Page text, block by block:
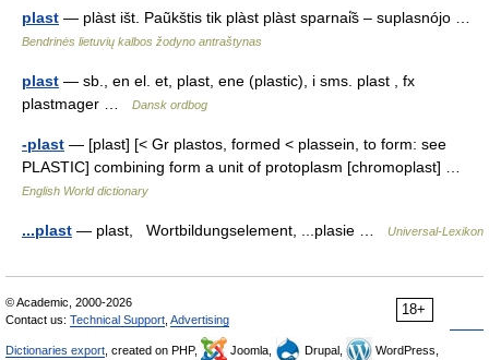
plast — plàst išt. Paũkštis tik plàst plàst sparnai̇̃s – suplasnójo …
Bendrinės lietuvių kalbos žodyno antraštynas
plast — sb., en el. et, plast, ene (plastic), i sms. plast , fx
plastmager …
Dansk ordbog
-plast — [plast] [< Gr plastos, formed < plassein, to form: see
PLASTIC] combining form a unit of protoplasm [chromoplast] …
English World dictionary
...plast — plast, Wortbildungselement, ...plasie … Universal-Lexikon
18+
© Academic, 2000-2026
Contact us: Technical Support Advertising
Dictionaries export , created on PHP, Joomla, Drupal,
WordPress,